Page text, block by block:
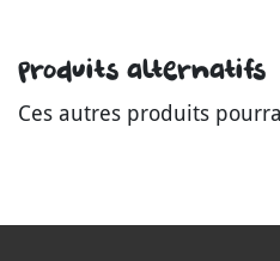
Produits alternatifs
Ces autres produits